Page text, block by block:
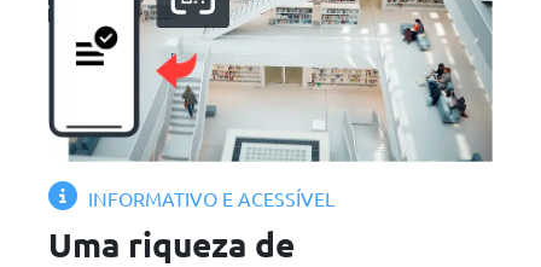
INFORMATIVO E ACESSÍVEL
Uma riqueza de